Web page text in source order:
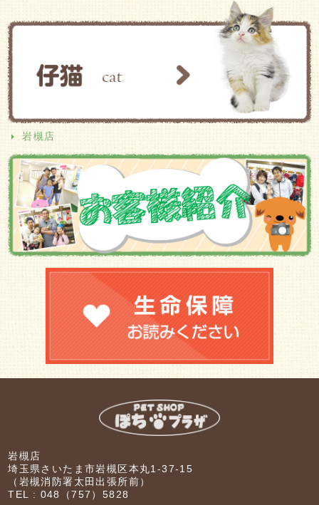
岩槻店
岩槻店
埼玉県さいたま市岩槻区本丸1-37-15
（岩槻消防署太田出張所前）
TEL : 048（757）5828